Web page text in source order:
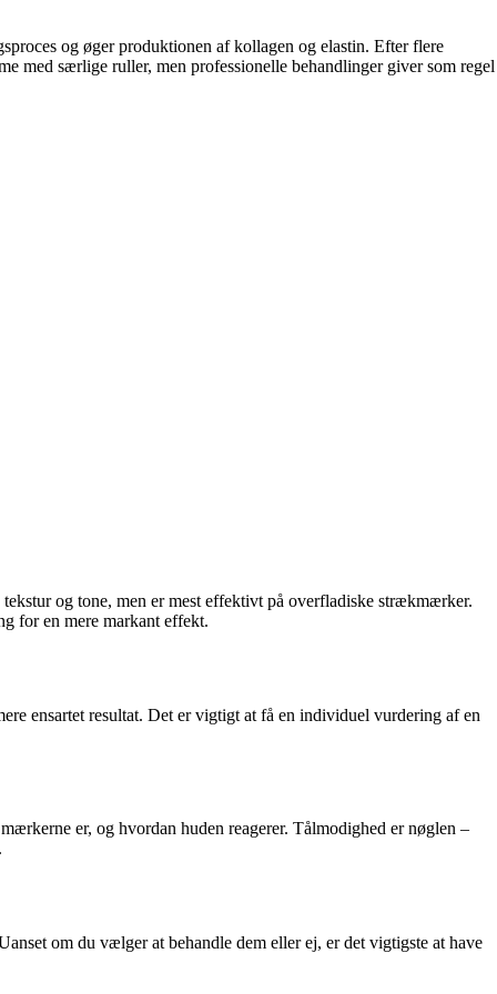
og øger produktionen af kollagen og elastin. Efter flere
med særlige ruller, men professionelle behandlinger giver som regel
og tone, men er mest effektivt på overfladiske strækmærker.
for en mere markant effekt.
ensartet resultat. Det er vigtigt at få en individuel vurdering af en
er, og hvordan huden reagerer. Tålmodighed er nøglen –
om du vælger at behandle dem eller ej, er det vigtigste at have